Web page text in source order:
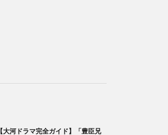
【大河ドラマ完全ガイド】「豊臣兄